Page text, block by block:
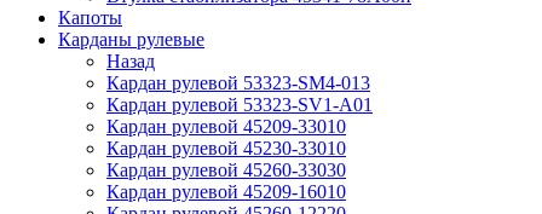
Капоты
Карданы рулевые
Назад
Кардан рулевой 53323-SM4-013
Кардан рулевой 53323-SV1-A01
Кардан рулевой 45209-33010
Кардан рулевой 45230-33010
Кардан рулевой 45260-33030
Кардан рулевой 45209-16010